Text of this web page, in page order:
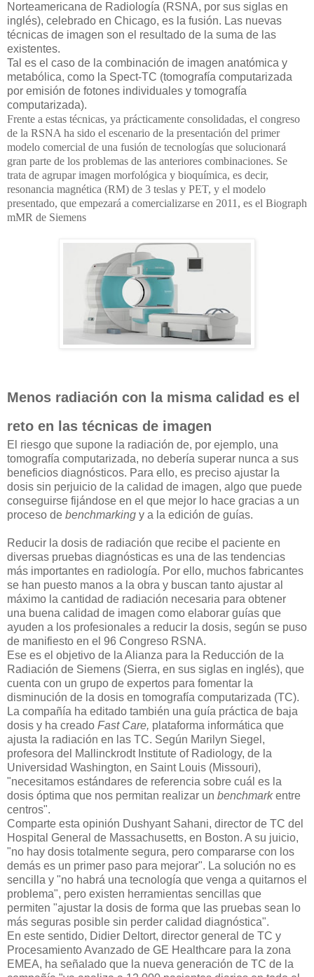
Norteamericana de Radiología (RSNA, por sus siglas en
inglés), celebrado en Chicago, es la fusión. Las nuevas
técnicas de imagen son el resultado de la suma de las
existentes.
Tal es el caso de la combinación de imagen anatómica y
metabólica, como la Spect-TC (tomografía computarizada
por emisión de fotones individuales y tomografía
computarizada).
Frente a estas técnicas, ya prácticamente consolidadas, el congreso
de la RSNA ha sido el escenario de la presentación del primer
modelo comercial de una fusión de tecnologías que solucionará
gran parte de los problemas de las anteriores combinaciones. Se
trata de agrupar imagen morfológica y bioquímica, es decir,
resonancia magnética (RM) de 3 teslas y PET, y el modelo
presentado, que empezará a comercializarse en 2011, es el Biograph
mMR de Siemens
Menos radiación con la misma calidad es el
reto en las técnicas de imagen
El riesgo que supone la radiación de, por ejemplo, una
tomografía computarizada, no debería superar nunca a sus
beneficios diagnósticos. Para ello, es preciso ajustar la
dosis sin perjuicio de la calidad de imagen, algo que puede
conseguirse fijándose en el que mejor lo hace gracias a un
proceso de benchmarking y a la edición de guías.
Reducir la dosis de radiación que recibe el paciente en
diversas pruebas diagnósticas es una de las tendencias
más importantes en radiología. Por ello, muchos fabricantes
se han puesto manos a la obra y buscan tanto ajustar al
máximo la cantidad de radiación necesaria para obtener
una buena calidad de imagen como elaborar guías que
ayuden a los profesionales a reducir la dosis, según se puso
de manifiesto en el 96 Congreso RSNA.
Ese es el objetivo de la Alianza para la Reducción de la
Radiación de Siemens (Sierra, en sus siglas en inglés), que
cuenta con un grupo de expertos para fomentar la
disminución de la dosis en tomografía computarizada (TC).
La compañía ha editado también una guía práctica de baja
dosis y ha creado Fast Care, plataforma informática que
ajusta la radiación en las TC. Según Marilyn Siegel,
profesora del Mallinckrodt Institute of Radiology, de la
Universidad Washington, en Saint Louis (Missouri),
"necesitamos estándares de referencia sobre cuál es la
dosis óptima que nos permitan realizar un benchmarkentre
centros".
Comparte esta opinión Dushyant Sahani, director de TC del
Hospital General de Massachusetts, en Boston. A su juicio,
"no hay dosis totalmente segura, pero compararse con los
demás es un primer paso para mejorar". La solución no es
sencilla y "no habrá una tecnología que venga a quitarnos el
problema", pero existen herramientas sencillas que
permiten "ajustar la dosis de forma que las pruebas sean lo
más seguras posible sin perder calidad diagnóstica".
En este sentido, Didier Deltort, director general de TC y
Procesamiento Avanzado de GE Healthcare para la zona
EMEA, ha señalado que la nueva generación de TC de la